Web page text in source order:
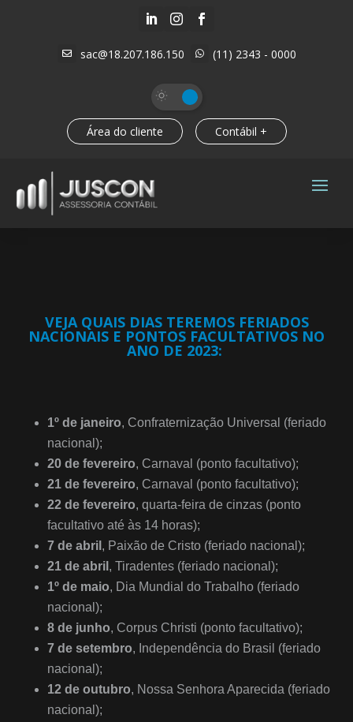
  
 sac@18.207.186.150  (11) 2343 - 0000
Área do cliente Contábil +
VEJA QUAIS DIAS TEREMOS FERIADOS
NACIONAIS E PONTOS FACULTATIVOS NO
ANO DE 2023:
1º de janeiro, Confraternização Universal (feriado
nacional);
20 de fevereiro, Carnaval (ponto facultativo);
21 de fevereiro, Carnaval (ponto facultativo);
22 de fevereiro, quarta-feira de cinzas (ponto
facultativo até às 14 horas);
7 de abril , Paixão de Cristo (feriado nacional);
21 de abril , Tiradentes (feriado nacional);
1º de maio, Dia Mundial do Trabalho (feriado
nacional);
8 de junho, Corpus Christi (ponto facultativo);
7 de setembro, Independência do Brasil (feriado
nacional);
12 de outubro, Nossa Senhora Aparecida (feriado
nacional);